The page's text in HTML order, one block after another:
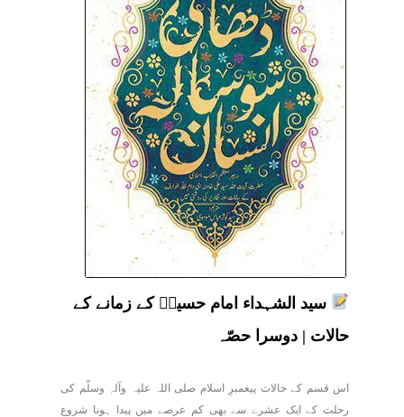
سید الشہداء امام حسینؑ کے زمانے کے
حالات | دوسرا حصّہ
اس قسم کے حالات پیغمبرِ اسلام صلی اللہ علیہ وآلہٖ وسلّم کی
رحلت کے ایک عشرے سے بھی کم عرصے میں پیدا ہونا شروع